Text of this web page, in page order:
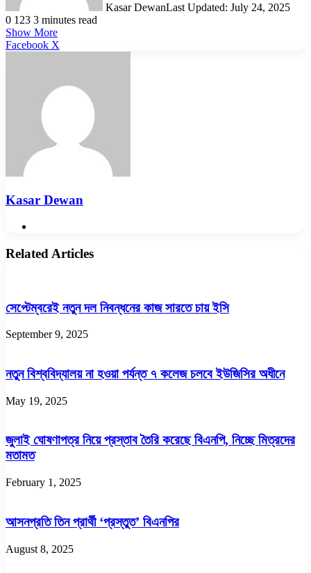
Kasar DewanLast Updated: July 24, 2025
0 123 3 minutes read
Show More
Facebook X
Kasar Dewan
Related Articles
সেপ্টেম্বরেই নতুন দল নিবন্ধনের কাজ সারতে চায় ইসি
September 9, 2025
নতুন বিশ্ববিদ্যালয় না হওয়া পর্যন্ত ৭ কলেজ চলবে ইউজিসির অধীনে
May 19, 2025
জুলাই ঘোষণাপত্র নিয়ে প্রস্তাব তৈরি করেছে বিএনপি, নিচ্ছে মিত্রদের
মতামত
February 1, 2025
আসনপ্রতি তিন প্রার্থী ‘প্রস্তুত’ বিএনপির
August 8, 2025